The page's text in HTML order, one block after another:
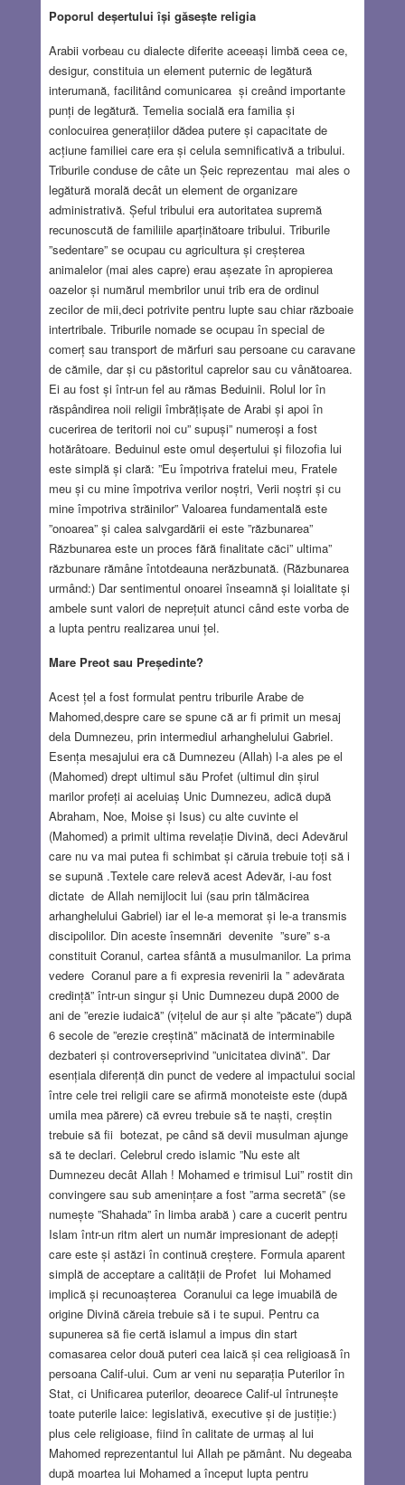
Poporul deșertului își găsește religia
Arabii vorbeau cu dialecte diferite aceeași limbă ceea ce,
desigur, constituia un element puternic de legătură
interumană, facilitând comunicarea și creând importante
punți de legătură. Temelia socială era familia și
conlocuirea generațiilor dădea putere și capacitate de
acțiune familiei care era și celula semnificativă a tribului.
Triburile conduse de câte un Șeic reprezentau mai ales o
legătură morală decât un element de organizare
administrativă. Șeful tribului era autoritatea supremă
recunoscută de familiile aparținătoare tribului. Triburile
”sedentare” se ocupau cu agricultura și creșterea
animalelor (mai ales capre) erau așezate în apropierea
oazelor și numărul membrilor unui trib era de ordinul
zecilor de mii,deci potrivite pentru lupte sau chiar războaie
intertribale. Triburile nomade se ocupau în special de
comerț sau transport de mărfuri sau persoane cu caravane
de cămile, dar și cu păstoritul caprelor sau cu vânătoarea.
Ei au fost și într-un fel au rămas Beduinii. Rolul lor în
răspândirea noii religii îmbrățișate de Arabi și apoi în
cucerirea de teritorii noi cu” supuși” numeroși a fost
hotărâtoare. Beduinul este omul deșertului și filozofia lui
este simplă și clară: ”Eu împotriva fratelui meu, Fratele
meu și cu mine împotriva verilor noștri, Verii noștri și cu
mine împotriva străinilor” Valoarea fundamentală este
”onoarea” și calea salvgardării ei este ”răzbunarea”
Răzbunarea este un proces fără finalitate căci” ultima”
răzbunare rămâne întotdeauna nerăzbunată. (Răzbunarea
urmând:) Dar sentimentul onoarei înseamnă și loialitate și
ambele sunt valori de neprețuit atunci când este vorba de
a lupta pentru realizarea unui țel.
Mare Preot sau Președinte?
Acest țel a fost formulat pentru triburile Arabe de
Mahomed,despre care se spune că ar fi primit un mesaj
dela Dumnezeu, prin intermediul arhanghelului Gabriel.
Esența mesajului era că Dumnezeu (Allah) l-a ales pe el
(Mahomed) drept ultimul său Profet (ultimul din șirul
marilor profeți ai aceluiaș Unic Dumnezeu, adică după
Abraham, Noe, Moise și Isus) cu alte cuvinte el
(Mahomed) a primit ultima revelație Divină, deci Adevărul
care nu va mai putea fi schimbat și căruia trebuie toți să i
se supună .Textele care relevă acest Adevăr, i-au fost
dictate de Allah nemijlocit lui (sau prin tălmăcirea
arhanghelului Gabriel) iar el le-a memorat și le-a transmis
discipolilor. Din aceste însemnări devenite ”sure” s-a
constituit Coranul, cartea sfântă a musulmanilor. La prima
vedere Coranul pare a fi expresia revenirii la ” adevărata
credință” într-un singur și Unic Dumnezeu după 2000 de
ani de ”erezie iudaică” (vițelul de aur și alte ”păcate”) după
6 secole de ”erezie creștină” măcinată de interminabile
dezbateri și controverseprivind ”unicitatea divină”. Dar
esențiala diferență din punct de vedere al impactului social
între cele trei religii care se afirmă monoteiste este (după
umila mea părere) că evreu trebuie să te naști, creștin
trebuie să fii botezat, pe când să devii musulman ajunge
să te declari. Celebrul credo islamic ”Nu este alt
Dumnezeu decât Allah ! Mohamed e trimisul Lui” rostit din
convingere sau sub amenințare a fost ”arma secretă” (se
numește ”Shahada” în limba arabă ) care a cucerit pentru
Islam într-un ritm alert un număr impresionant de adepți
care este și astăzi în continuă creștere. Formula aparent
simplă de acceptare a calității de Profet lui Mohamed
implică și recunoașterea Coranului ca lege imuabilă de
origine Divină căreia trebuie să i te supui. Pentru ca
supunerea să fie certă islamul a impus din start
comasarea celor două puteri cea laică și cea religioasă în
persoana Calif-ului. Cum ar veni nu separația Puterilor în
Stat, ci Unificarea puterilor, deoarece Calif-ul întrunește
toate puterile laice: legislativă, executive și de justiție:)
plus cele religioase, fiind în calitate de urmaș al lui
Mahomed reprezentantul lui Allah pe pământ. Nu degeaba
după moartea lui Mohamed a început lupta pentru